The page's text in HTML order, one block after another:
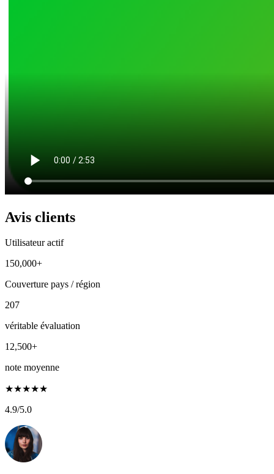
Avis clients
Utilisateur actif
150,000+
Couverture pays / région
207
véritable évaluation
12,500+
note moyenne
★★★★★
4.9/5.0